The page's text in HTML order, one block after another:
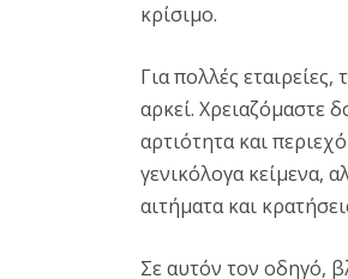
κρίσιμο.
Για πολλές
αρκεί. Χρειαζόμαστε
αρτιότητα και
γενικόλογα κείμενα,
αιτήματα και
Σε αυτόν τον οδηγό,